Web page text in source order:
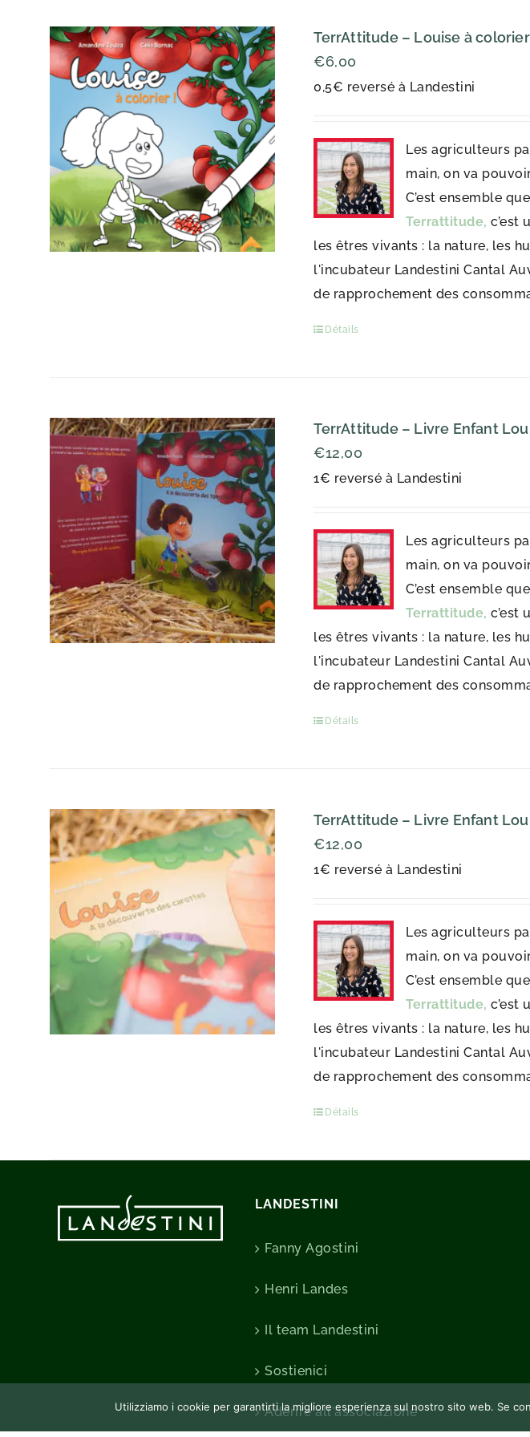
TerrAttitude – Louise à colorier
0,5€ reversé à Landestini
€6,00
Les agriculteurs
main, on va
C’est ensemble
Terrattitude,c’est
les êtres vivants : la nature, les
l'incubateur Landestini Cantal
de rapprochement des
Détails
TerrAttitude – Livre Enfant
1€ reversé à Landestini
€12,00
Les agriculteurs
main, on va
C’est ensemble
Terrattitude,c’est
les êtres vivants : la nature, les
l'incubateur Landestini Cantal
de rapprochement des
Détails
TerrAttitude – Livre Enfant
1€ reversé à Landestini
€12,00
Les agriculteurs
main, on va
C’est ensemble
Terrattitude,c’est
les êtres vivants : la nature, les
l'incubateur Landestini Cantal
de rapprochement des
Détails
LANDESTINI
Fanny Agostini
Henri Landes
Il team Landestini
Sostienici
Aderire all'associazione
Utilizziamo i cookie per garantirti la migliore esperienza sul nostro sito web. Se